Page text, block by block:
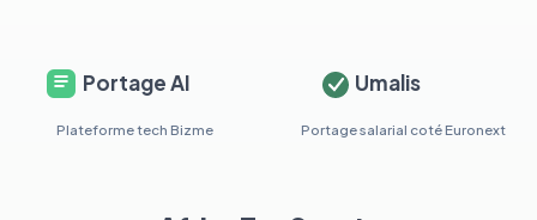
Portage AI
Plateforme tech Bizme
Umalis
Portage salarial coté Euronext